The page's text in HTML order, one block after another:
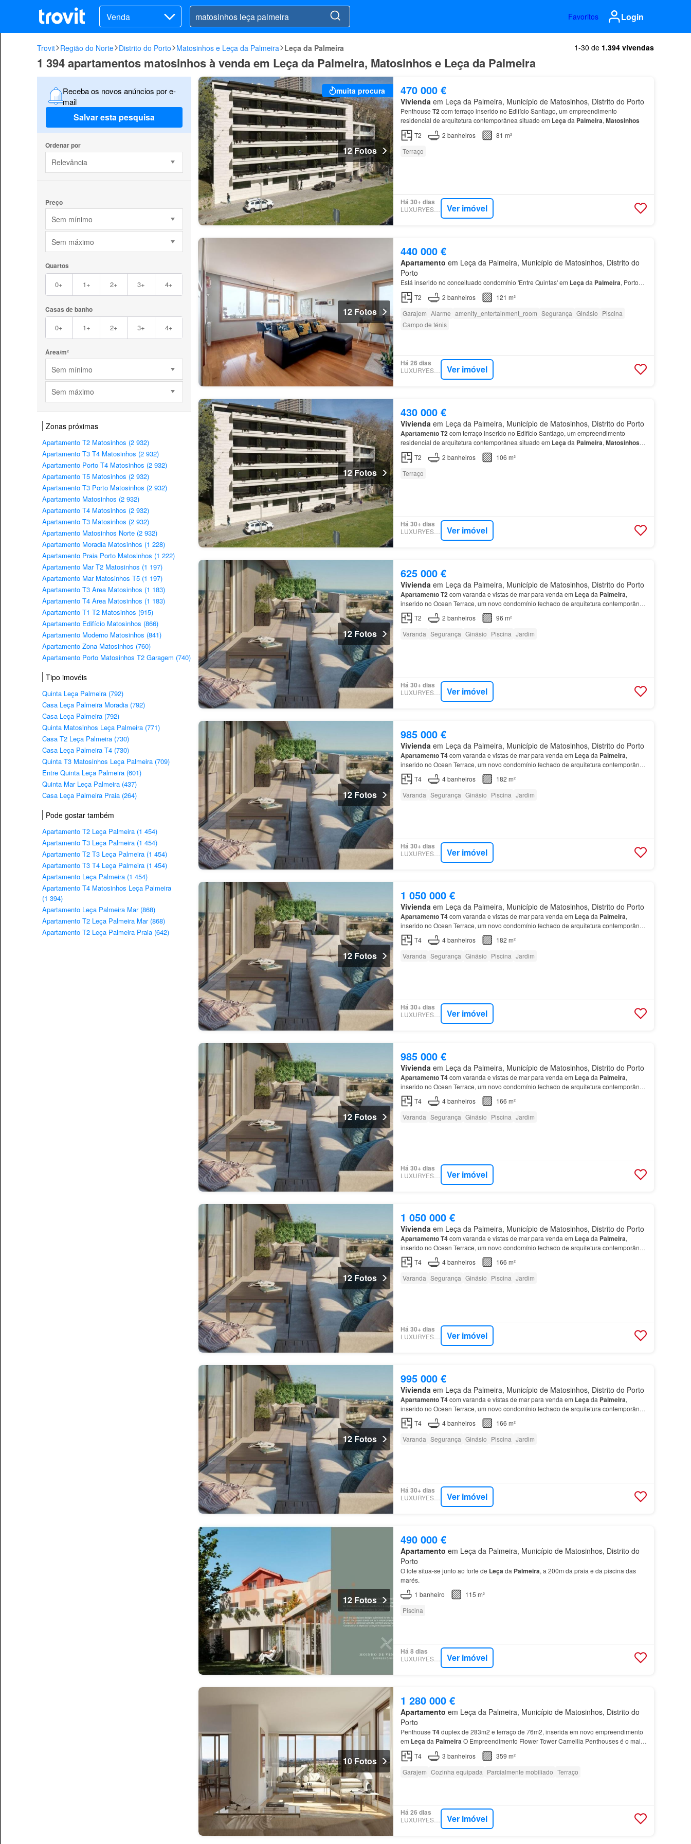
Venda Favoritos Login
Trovit Região do Norte Distrito do Porto Matosinhos e Leça da Palmeira Leça da Palmeira 1-30 de 1.394 vivendas
1 394 apartamentos matosinhos à venda em Leça da Palmeira, Matosinhos e Leça da Palmeira
Receba os novos anúncios por e-
mail
Salvar esta pesquisa
Ordenar por
Relevância
Preço
Sem mínimo
Sem máximo
Quartos
0+ 1+ 2+ 3+ 4+
Casas de banho
0+ 1+ 2+ 3+ 4+
Área/m²
Sem mínimo
Sem máximo
Zonas próximas
Apartamento T2 Matosinhos (2 932)
Apartamento T3 T4 Matosinhos (2 932)
Apartamento Porto T4 Matosinhos (2 932)
Apartamento T5 Matosinhos (2 932)
Apartamento T3 Porto Matosinhos (2 932)
Apartamento Matosinhos (2 932)
Apartamento T4 Matosinhos (2 932)
Apartamento T3 Matosinhos (2 932)
Apartamento Matosinhos Norte (2 932)
Apartamento Moradia Matosinhos (1 228)
Apartamento Praia Porto Matosinhos (1 222)
Apartamento Mar T2 Matosinhos (1 197)
Apartamento Mar Matosinhos T5 (1 197)
Apartamento T3 Area Matosinhos (1 183)
Apartamento T4 Area Matosinhos (1 183)
Apartamento T1 T2 Matosinhos (915)
Apartamento Edifício Matosinhos (866)
Apartamento Moderno Matosinhos (841)
Apartamento Zona Matosinhos (760)
Apartamento Porto Matosinhos T2 Garagem (740)
Tipo imovéis
Quinta Leça Palmeira (792)
Casa Leça Palmeira Moradia (792)
Casa Leça Palmeira (792)
Quinta Matosinhos Leça Palmeira (771)
Casa T2 Leça Palmeira (730)
Casa Leça Palmeira T4 (730)
Quinta T3 Matosinhos Leça Palmeira (709)
Entre Quinta Leça Palmeira (601)
Quinta Mar Leça Palmeira (437)
Casa Leça Palmeira Praia (264)
Pode gostar também
Apartamento T2 Leça Palmeira (1 454)
Apartamento T3 Leça Palmeira (1 454)
Apartamento T2 T3 Leça Palmeira (1 454)
Apartamento T3 T4 Leça Palmeira (1 454)
Apartamento Leça Palmeira (1 454)
Apartamento T4 Matosinhos Leça Palmeira
(1 394)
Apartamento Leça Palmeira Mar (868)
Apartamento T2 Leça Palmeira Mar (868)
Apartamento T2 Leça Palmeira Praia (642)
muita procura
12 Fotos
470 000 €
Viviendaem Leça da Palmeira, Município de Matosinhos, Distrito do Porto
Penthouse T2com terraço inserido no Edifício Santiago, um empreendimento
residencial de arquitetura contemporânea situado em Leçada Palmeira, Matosinhos
T2 2 banheiros
81 m²
Terraço
Há 30+ dias
LUXURYESTATE Ver imóvel
12 Fotos
440 000 €
Apartamento em Leça da Palmeira, Município de Matosinhos, Distrito do
Porto
Está inserido no conceituado condomínio 'Entre Quintas' em Leçada Palmeira, Porto…
T2
2 banheiros
121 m²
Garajem Alarme amenity_entertainment_room Segurança Ginásio Piscina
Campo de ténis
Há 26 dias
LUXURYESTATE Ver imóvel
12 Fotos
430 000 €
Vivienda em Leça da Palmeira, Município de Matosinhos, Distrito do Porto
ApartamentoT2com terraço inserido no Edifício Santiago, um empreendimento
residencial de arquitetura contemporânea situado em Leçada Palmeira, Matosinhos…
T2
2 banheiros
106 m²
Terraço
Há 30+ dias
LUXURYESTATE Ver imóvel
12 Fotos
625 000 €
Vivienda em Leça da Palmeira, Município de Matosinhos, Distrito do Porto
ApartamentoT2com varanda e vistas de mar para venda em Leçada Palmeira,
inserido no Ocean Terrace, um novo condomínio fechado de arquitetura contemporânea
Na área privada do
apartamento
T2 2 banheiros
96 m²
Varanda Segurança Ginásio Piscina Jardim
Há 30+ dias
LUXURYESTATE Ver imóvel
12 Fotos
985 000 €
Vivienda em Leça da Palmeira, Município de Matosinhos, Distrito do Porto
ApartamentoT4com varanda e vistas de mar para venda em Leçada Palmeira,
inserido no Ocean Terrace, um novo condomínio fechado de arquitetura contemporânea
Oapartamento possui ampla sala com varanda e cozinha em open space…
T4 4banheiros
182 m²
Varanda Segurança Ginásio Piscina Jardim
Há 30+ dias
LUXURYESTATE Ver imóvel
12 Fotos
1 050 000 €
Vivienda em Leça da Palmeira, Município de Matosinhos, Distrito do Porto
ApartamentoT4com varanda e vistas de mar para venda em Leçada Palmeira,
inserido no Ocean Terrace, um novo condomínio fechado de arquitetura contemporânea
Oapartamento possui ampla sala com varanda e cozinha em open space…
T4 4banheiros
182 m²
Varanda Segurança Ginásio Piscina Jardim
Há 30+ dias
LUXURYESTATE Ver imóvel
12 Fotos
985 000 €
Vivienda em Leça da Palmeira, Município de Matosinhos, Distrito do Porto
ApartamentoT4com varanda e vistas de mar para venda em Leçada Palmeira,
inserido no Ocean Terrace, um novo condomínio fechado de arquitetura contemporânea
Oapartamento possui ampla sala com varanda e cozinha em open space…
T4 4banheiros
166 m²
Varanda Segurança Ginásio Piscina Jardim
Há 30+ dias
LUXURYESTATE Ver imóvel
12 Fotos
1 050 000 €
Vivienda em Leça da Palmeira, Município de Matosinhos, Distrito do Porto
ApartamentoT4com varanda e vistas de mar para venda em Leçada Palmeira,
inserido no Ocean Terrace, um novo condomínio fechado de arquitetura contemporânea
Oapartamento possui ampla sala com varanda e cozinha em open space…
T4 4banheiros
166 m²
Varanda Segurança Ginásio Piscina Jardim
Há 30+ dias
LUXURYESTATE Ver imóvel
12 Fotos
995 000 €
Vivienda em Leça da Palmeira, Município de Matosinhos, Distrito do Porto
ApartamentoT4com varanda e vistas de mar para venda em Leçada Palmeira,
inserido no Ocean Terrace, um novo condomínio fechado de arquitetura contemporânea
Oapartamento possui ampla sala com varanda e cozinha em open space…
T4 4banheiros
166 m²
Varanda Segurança Ginásio Piscina Jardim
Há 30+ dias
LUXURYESTATE Ver imóvel
12 Fotos
490 000 €
Apartamento em Leça da Palmeira, Município de Matosinhos, Distrito do
Porto
O lote situa-se junto ao forte de Leçada Palmeira, a 200m da praia e da piscina das
marés.
1 banheiro
115 m²
Piscina
Há 8 dias
LUXURYESTATE Ver imóvel
10 Fotos
1 280 000 €
Apartamento em Leça da Palmeira, Município de Matosinhos, Distrito do
Porto
Penthouse T4duplex de 283m2 e terraço de 76m2, inserida em novo empreendimento
em Leçada PalmeiraO Empreendimento Flower Tower Camellia Penthouses é o mais
recente projeto a surgir em
Leçada
T4 3 banheiros
359 m²
Garajem Cozinha equipada Parcialmente mobiliado Terraço
Há 26 dias
LUXURYESTATE Ver imóvel